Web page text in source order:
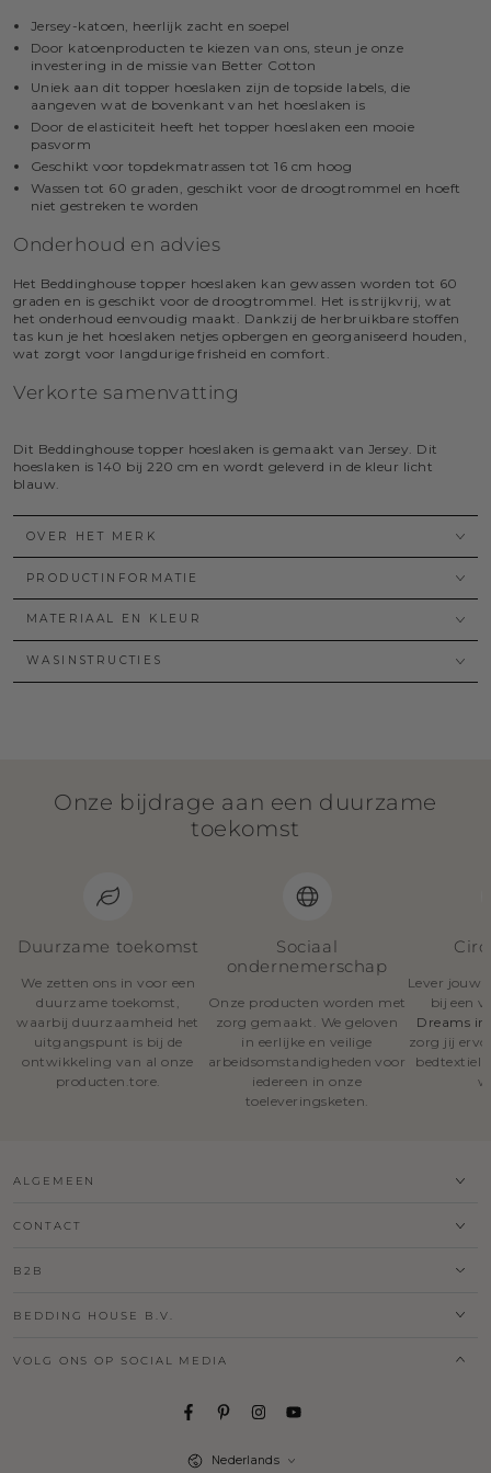
Jersey-katoen, heerlijk zacht en soepel
Door katoenproducten te kiezen van ons, steun je onze
investering in de missie van Better Cotton
Uniek aan dit topper hoeslaken zijn de topside labels, die
aangeven wat de bovenkant van het hoeslaken is
Door de elasticiteit heeft het topper hoeslaken een mooie
pasvorm
Geschikt voor topdekmatrassen tot 16 cm hoog
Wassen tot 60 graden, geschikt voor de droogtrommel en hoeft
niet gestreken te worden
Onderhoud en advies
Het Beddinghouse topper hoeslaken kan gewassen worden tot 60
graden en is geschikt voor de droogtrommel. Het is strijkvrij, wat
het onderhoud eenvoudig maakt. Dankzij de herbruikbare stoffen
tas kun je het hoeslaken netjes opbergen en georganiseerd houden,
wat zorgt voor langdurige frisheid en comfort.
Verkorte samenvatting
Dit Beddinghouse topper hoeslaken is gemaakt van Jersey. Dit
hoeslaken is 140 bij 220 cm en wordt geleverd in de kleur licht
blauw.
OVER HET MERK
PRODUCTINFORMATIE
MATERIAAL EN KLEUR
WASINSTRUCTIES
Onze bijdrage aan een duurzame
toekomst
Duurzame toekomst
We zetten ons in voor een
duurzame toekomst,
waarbij duurzaamheid het
uitgangspunt is bij de
ontwikkeling van al onze
producten.tore.
Sociaal
ondernemerschap
Onze producten worden met
zorg gemaakt. We geloven
in eerlijke en veilige
arbeidsomstandigheden voor
iedereen in onze
toeleveringsketen.
Lever jouw
bij een
Dreams
zorg jij
bedtextiel
ALGEMEEN
CONTACT
B2B
BEDDING HOUSE B.V.
VOLG ONS OP SOCIAL MEDIA
Taal
Nederlands